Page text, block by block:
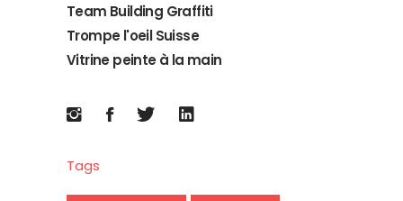
Team Building Graffiti
Trompe l'oeil Suisse
Vitrine peinte à la main
Tags